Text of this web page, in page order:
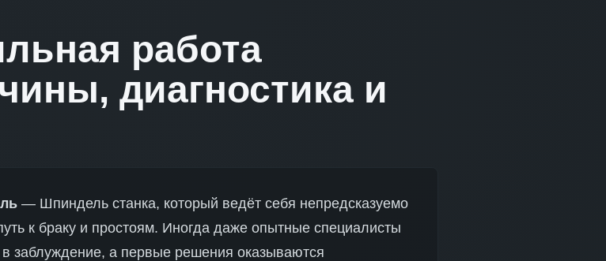
работа
диагностика и
— Шпиндель станка, который ведёт себя непредсказуемо
к браку и простоям. Иногда даже опытные специалисты
заблуждение, а первые решения оказываются